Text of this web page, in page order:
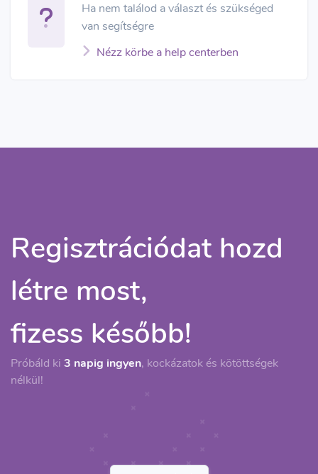
Ha nem találod a választ és szükséged
van segítségre
Nézz körbe a help centerben
Regisztrációdat hozd
létre most,
fizess később!
Próbáld ki 3 napig ingyen, kockázatok és kötöttségek
nélkül!